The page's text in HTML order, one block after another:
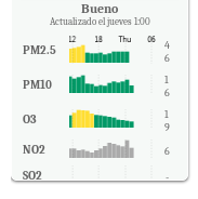
Bueno
Actualizado el jueves 1:00
PM2.5
4
6
PM10
1
6
O3
1
9
NO2 6
SO2 -